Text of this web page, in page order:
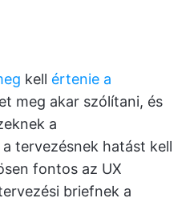
kell értenie a
meg akar szólítani, és
a
tervezésnek hatást kell
fontos az UX
briefnek a